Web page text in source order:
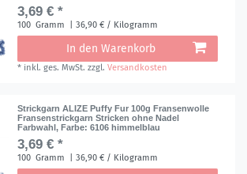
3,69 € *
100 Gramm | 36,90 € / Kilogramm
In den Warenkorb
* inkl. ges. MwSt. zzgl.Versandkosten
Strickgarn ALIZE Puffy Fur 100g Fransenwolle
Fransenstrickgarn Stricken ohne Nadel
Farbwahl, Farbe: 6106 himmelblau
3,69 € *
100 Gramm | 36,90 € / Kilogramm